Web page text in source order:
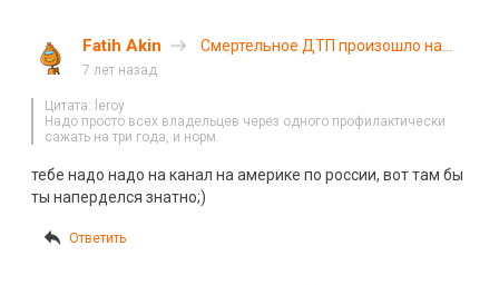
Fatih Akin
Смертельное ДТП произошло на
7 лет назад
Цитата: leroy
Надо просто всех владельцев через одного профилактически
сажать на три года, и норм.
тебе надо надо на канал на америке по россии, вот там бы
ты наперделся знатно;)
Ответить